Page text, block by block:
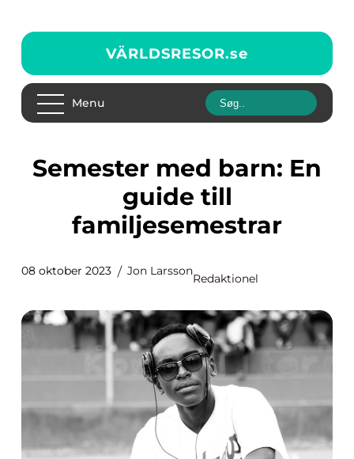
VÄRLDSRESOR.se
Menu
Semester med barn: En
guide till
familjesemestrar
08 oktober 2023 Jon Larsson
Redaktionel